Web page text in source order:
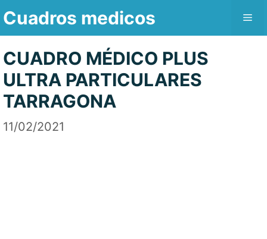
Saltar
contenido
Cuadros medicos
CUADRO MÉDICO PLUS
ULTRA PARTICULARES
TARRAGONA
11/02/2021